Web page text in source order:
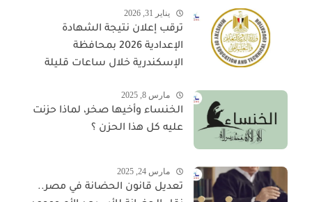
يناير 31, 2026
ترقب إعلان نتيجة الشهادة
الإعدادية 2026 بمحافظة
الإسكندرية خلال ساعات قليلة
مارس 8, 2025
الخنساء وأخيها صخر، لماذا حزنت
عليه كل هذا الحزن ؟
مارس 24, 2025
تعديل قانون الحضانة في مصر..